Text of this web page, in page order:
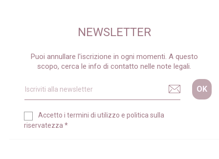
NEWSLETTER
Puoi annullare l'iscrizione in ogni momenti. A questo
scopo, cerca le info di contatto nelle note legali.
Accetto i termini di utilizzo e politica sulla
riservatezza *